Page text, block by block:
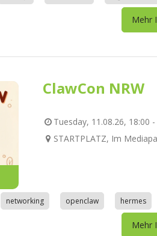
Mehr
ClawCon NRW
Tuesday, 11.08.26, 18:00
STARTPLATZ, Im
networking openclaw hermes
Mehr